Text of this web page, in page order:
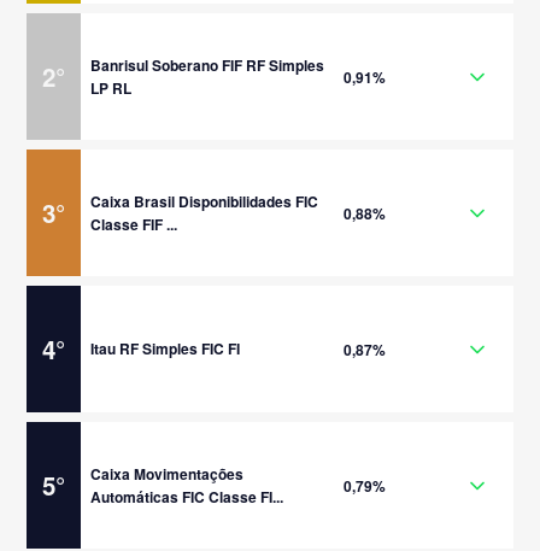
2°
Banrisul Soberano FIF RF Simples
LP RL
0,91%
3°
Caixa Brasil Disponibilidades FIC
Classe FIF ...
0,88%
4° Itau RF Simples FIC FI 0,87%
5°
Caixa Movimentações
Automáticas FIC Classe FI...
0,79%